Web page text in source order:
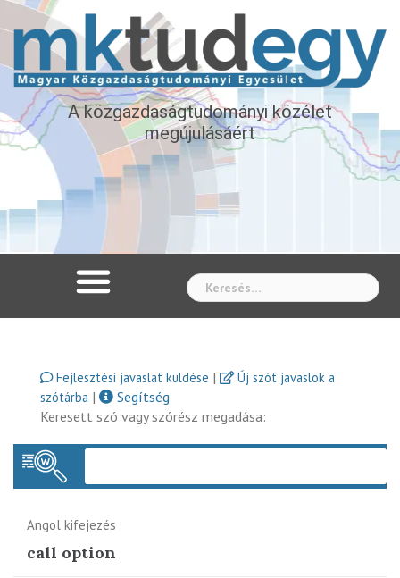
A közgazdaságtudományi közélet
megújulásáért
Fejlesztési javaslat küldése |
Új szót javaslok a
szótárba |
Segítség
Keresett szó vagy szórész megadása:
Angol kifejezés
call option